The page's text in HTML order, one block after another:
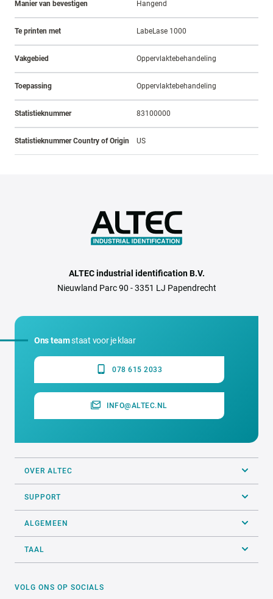
Manier van bevestigen Hangend
Te printen met LabeLase 1000
Vakgebied Oppervlaktebehandeling
Toepassing Oppervlaktebehandeling
Statistieknummer 83100000
Statistieknummer Country of Origin US
ALTEC industrial identification B.V.
Nieuwland Parc 90 - 3351 LJ Papendrecht
Ons teamstaat voor je klaar
078 615 2033
INFO@ALTEC.NL
OVER ALTEC
SUPPORT
ALGEMEEN
TAAL
VOLG ONS OP SOCIALS